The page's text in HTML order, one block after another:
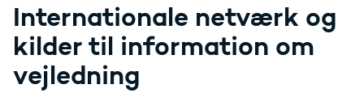
Internationale netværk og
kilder til information om
vejledning